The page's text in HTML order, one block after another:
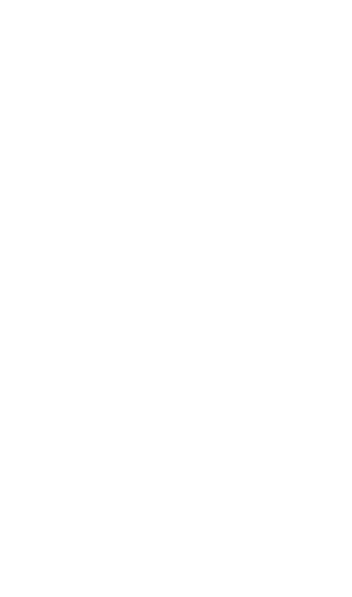
(1988-2002) y China (2002-
y ochenta, estudió historia
prensa DPA en Hamburgo y
portugués), sobre la Rusia de
de relaciones
modelo hacia el fracaso
2014) ; Diario de Pekín
Avant il a étudié l’Histoire
de presse « DPA » à
2002 » ; « La quinta
de París ; Diario de Berlín